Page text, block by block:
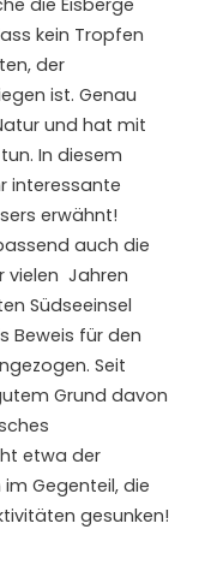
die Eisberge
kein Tropfen
der
ist. Genau
und hat mit
In diesem
interessante
erwähnt!
auch die
vielen Jahren
Südseeinsel
Beweis für den
Seit
Grund davon
etwa der
Gegenteil, die
gesunken!